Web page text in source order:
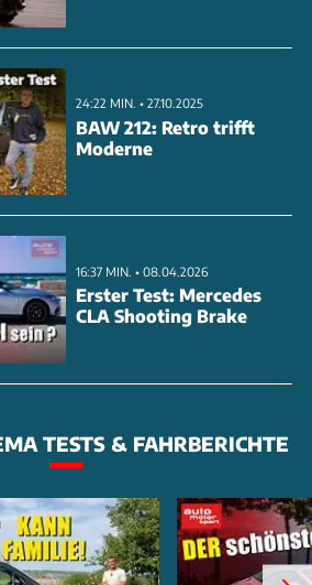
24:22 MIN. • 27.10.2025
BAW 212: Retro trifft
Moderne
16:37 MIN. • 08.04.2026
Erster Test: Mercedes
CLA Shooting Brake
TESTS & FAHRBERICHTE